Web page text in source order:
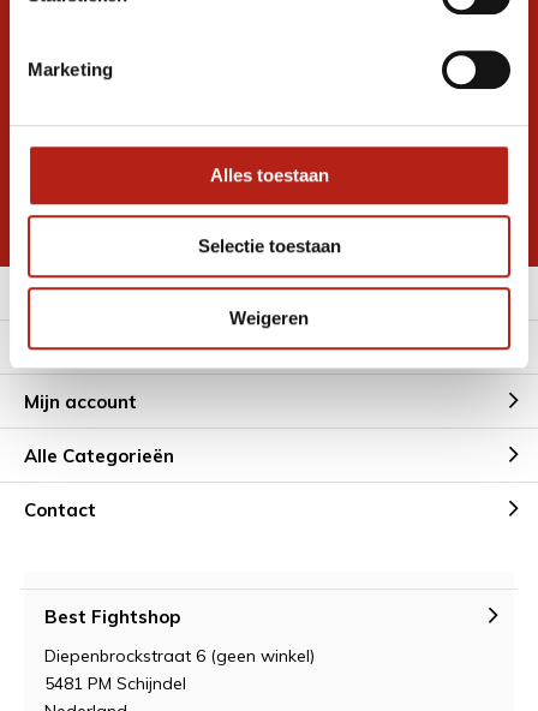
Marketing
Alles toestaan
Selectie toestaan
Weigeren
promoties
* Lees hier de wettelijke beperkingen
Meer informatie
Klantenservice
Mijn account
Alle Categorieën
Contact
Best Fightshop
Diepenbrockstraat 6 (geen winkel)
5481 PM Schijndel